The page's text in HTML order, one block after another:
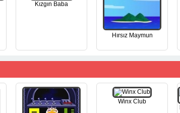
Kızgın Baba
Hırsız Maymun
Winx Club